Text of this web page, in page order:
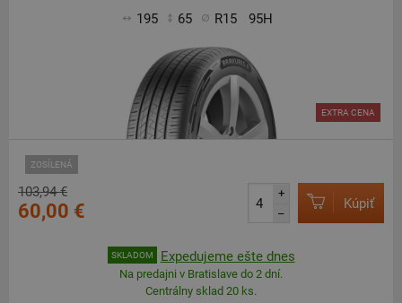
195 65 R15 95H
ZOSÍLENÁ
EXTRA CENA
103,94 €
60,00 €
+
–
Kúpiť
SKLADOM Expedujeme ešte dnes
Na predajni v Bratislave do 2 dní.
Centrálny sklad 20 ks.